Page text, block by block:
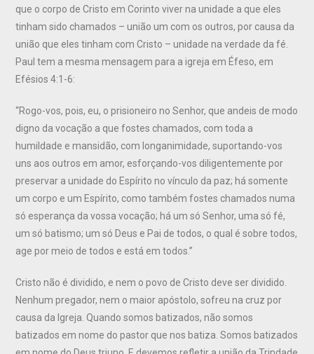
que o corpo de Cristo em Corinto viver na unidade a que eles
tinham sido chamados – união um com os outros, por causa da
união que eles tinham com Cristo – unidade na verdade da fé.
Paul tem a mesma mensagem para a igreja em Éfeso, em
Efésios 4:1-6:
“Rogo-vos, pois, eu, o prisioneiro no Senhor, que andeis de modo
digno da vocação a que fostes chamados, com toda a
humildade e mansidão, com longanimidade, suportando-vos
uns aos outros em amor, esforçando-vos diligentemente por
preservar a unidade do Espírito no vínculo da paz; há somente
um corpo e um Espírito, como também fostes chamados numa
só esperança da vossa vocação; há um só Senhor, uma só fé,
um só batismo; um só Deus e Pai de todos, o qual é sobre todos,
age por meio de todos e está em todos.”
Cristo não é dividido, e nem o povo de Cristo deve ser dividido.
Nenhum pregador, nem o maior apóstolo, sofreu na cruz por
causa da Igreja. Quando somos batizados, não somos
batizados em nome do pastor que nos batiza. Somos batizados